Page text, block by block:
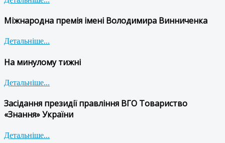
Міжнародна премія імені Володимира Винниченка
Детальніше...
На минулому тижні
Детальніше...
Засідання президії правління ВГО Товариство
«Знання» України
Детальніше...